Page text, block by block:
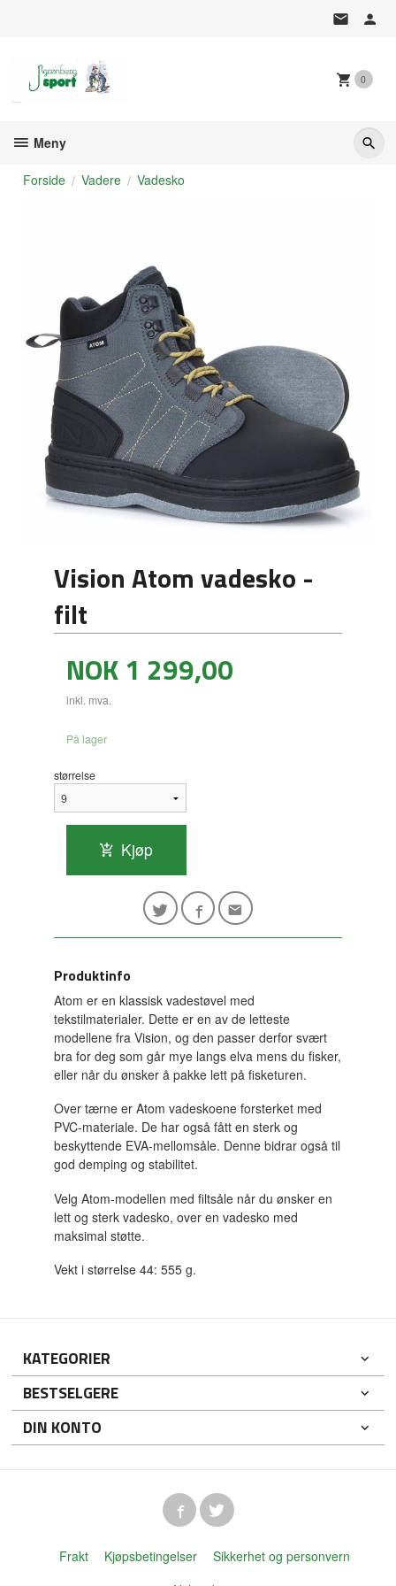
0
Meny
Forside Vadere Vadesko
Vision Atom vadesko -
filt
Pris
NOK1 299,00
inkl. mva.
På lager
størrelse
Kjøp
Produktinfo
Atom er en klassisk vadestøvel med
tekstilmaterialer. Dette er en av de letteste
modellene fra Vision, og den passer derfor svært
bra for deg som går mye langs elva mens du fisker,
eller når du ønsker å pakke lett på fisketuren.
Over tærne er Atom vadeskoene forsterket med
PVC-materiale. De har også fått en sterk og
beskyttende EVA-mellomsåle. Denne bidrar også til
god demping og stabilitet.
Velg Atom-modellen med filtsåle når du ønsker en
lett og sterk vadesko, over en vadesko med
maksimal støtte.
Vekt i størrelse 44: 555 g.
KATEGORIER
BESTSELGERE
DIN KONTO
Frakt Kjøpsbetingelser
Sikkerhet og personvern